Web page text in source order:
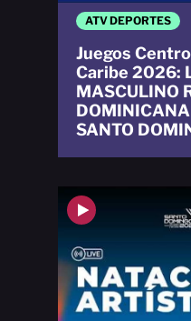
ATV DEPORTES
Juegos
Caribe 2026:
MASCULINO
SANTO